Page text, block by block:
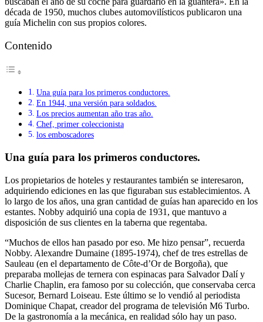
década de 1950, muchos clubes automovilísticos publicaron una
guía Michelin con sus propios colores.
Contenido
Una guía para los primeros conductores.
En 1944, una versión para soldados.
Los precios aumentan año tras año.
Chef, primer coleccionista
los emboscadores
Una guía para los primeros conductores.
Los propietarios de hoteles y restaurantes también se interesaron,
adquiriendo ediciones en las que figuraban sus establecimientos. A
lo largo de los años, una gran cantidad de guías han aparecido en los
estantes. Nobby adquirió una copia de 1931, que mantuvo a
disposición de sus clientes en la taberna que regentaba.
“Muchos de ellos han pasado por eso. Me hizo pensar”, recuerda
Nobby. Alexandre Dumaine (1895-1974), chef de tres estrellas de
Sauleau (en el departamento de Côte-d’Or de Borgoña), que
preparaba mollejas de ternera con espinacas para Salvador Dalí y
Charlie Chaplin, era famoso por su colección, que conservaba cerca
Sucesor, Bernard Loiseau. Este último se lo vendió al periodista
Dominique Chapat, creador del programa de televisión M6 Turbo.
De la gastronomía a la mecánica, en realidad sólo hay un paso.